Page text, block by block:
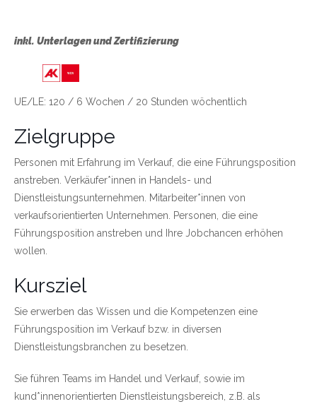
inkl. Unterlagen und Zertifizierung
UE/LE: 120 / 6 Wochen / 20 Stunden wöchentlich
Zielgruppe
Personen mit Erfahrung im Verkauf, die eine Führungsposition
anstreben. Verkäufer*innen in Handels- und
Dienstleistungsunternehmen. Mitarbeiter*innen von
verkaufsorientierten Unternehmen. Personen, die eine
Führungsposition anstreben und Ihre Jobchancen erhöhen
wollen.
Kursziel
Sie erwerben das Wissen und die Kompetenzen eine
Führungsposition im Verkauf bzw. in diversen
Dienstleistungsbranchen zu besetzen.
Sie führen Teams im Handel und Verkauf, sowie im
kund*innenorientierten Dienstleistungsbereich, z.B. als